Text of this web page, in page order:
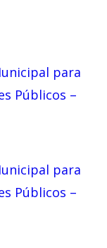
para
Públicos –
para
Públicos –